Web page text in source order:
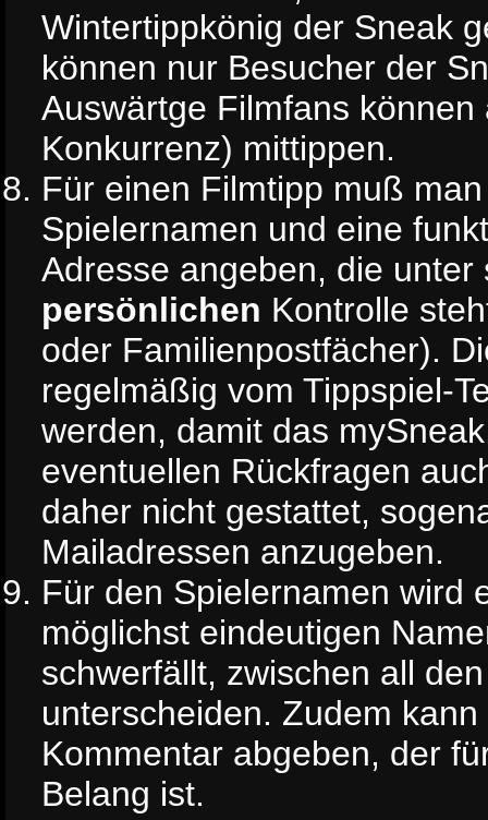
Wintertippkönig der Sneak
können nur Besucher der
Auswärtge Filmfans
Konkurrenz) mittippen.
Für einen Filmtipp muß
Spielernamen und eine
Adresse angeben, die
persönlichen Kontrolle
oder Familienpostfächer).
regelmäßig vom Tippspiel-
werden, damit das
eventuellen Rückfragen
daher nicht gestattet,
Mailadressen anzugeben.
Für den Spielernamen wird
möglichst eindeutigen
schwerfällt, zwischen all
unterscheiden. Zudem
Kommentar abgeben, der
Belang ist.